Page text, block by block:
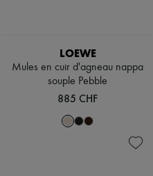
LOEWE
Mules en cuir d'agneau nappa
souple Pebble
885 CHF